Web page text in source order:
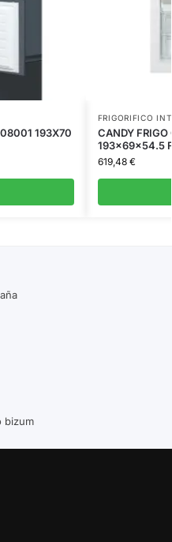
193X70
FRIGORIFICO
CANDY
193x69x54.5
619,48 €
bizum